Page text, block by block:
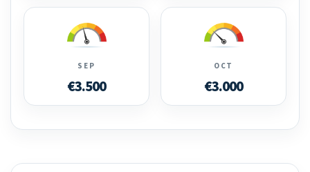
SEP
€3.500
OCT
€3.000